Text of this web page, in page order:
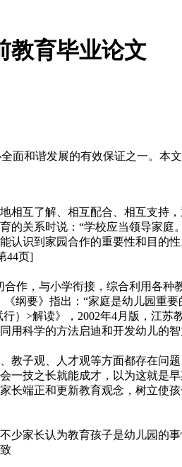
教育毕业论文
面和谐发展的有效保证之一。本
互了解、相互配合、相互支持
的关系时说：“学校应当领导家
认识到家园合作的重要性和目的性
44页]
作，与小学衔接，综合利用各
纲要》指出：“家庭是幼儿园
）>解读》，2002年4月版，江
科学的方法启迪和开发幼儿的
子观、人才观等方面都存在问
技之长就能成才，以为这就是
端正和更新教育观念，树立使
家长认为教育孩子是幼儿园的